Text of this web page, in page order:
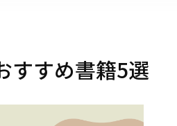
すすめ書籍5選